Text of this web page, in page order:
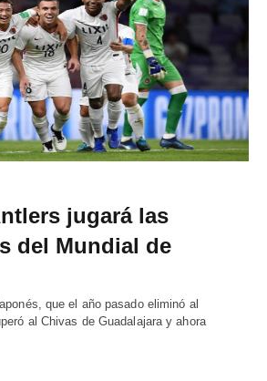
jugará las
del Mundial de
que el año pasado eliminó al
al Chivas de Guadalajara y ahora